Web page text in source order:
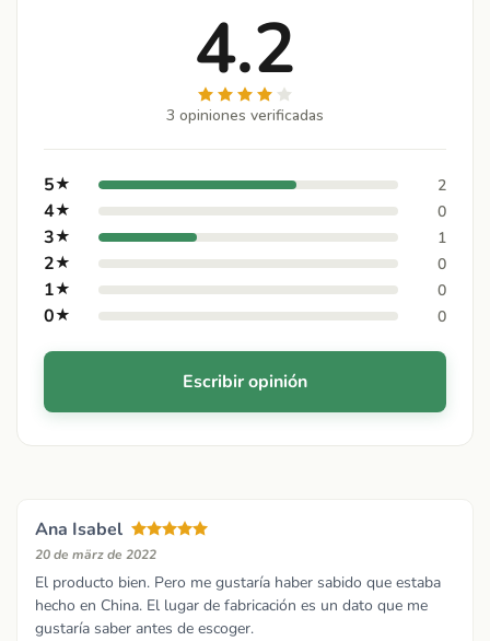
4.2
3 opiniones verificadas
5★ 2
4★ 0
3★ 1
2★ 0
1★ 0
0★ 0
Escribir opinión
Ana Isabel
20 de märz de 2022
El producto bien. Pero me gustaría haber sabido que estaba
hecho en China. El lugar de fabricación es un dato que me
gustaría saber antes de escoger.